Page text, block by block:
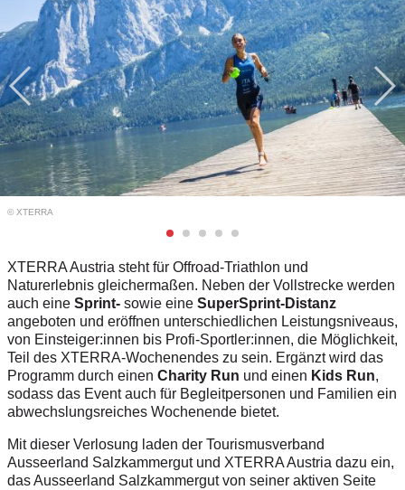
© XTERRA
XTERRA Austria steht für Offroad-Triathlon und
Naturerlebnis gleichermaßen. Neben der Vollstrecke werden
auch eine Sprint- sowie eine SuperSprint-Distanz
angeboten und eröffnen unterschiedlichen Leistungsniveaus,
von Einsteiger:innen bis Profi-Sportler:innen, die Möglichkeit,
Teil des XTERRA-Wochenendes zu sein. Ergänzt wird das
Programm durch einen Charity Run und einen Kids Run,
sodass das Event auch für Begleitpersonen und Familien ein
abwechslungsreiches Wochenende bietet.
Mit dieser Verlosung laden der Tourismusverband
Ausseerland Salzkammergut und XTERRA Austria dazu ein,
das Ausseerland Salzkammergut von seiner aktiven Seite